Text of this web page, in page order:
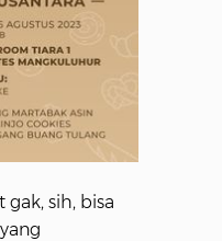
gak, sih, bisa